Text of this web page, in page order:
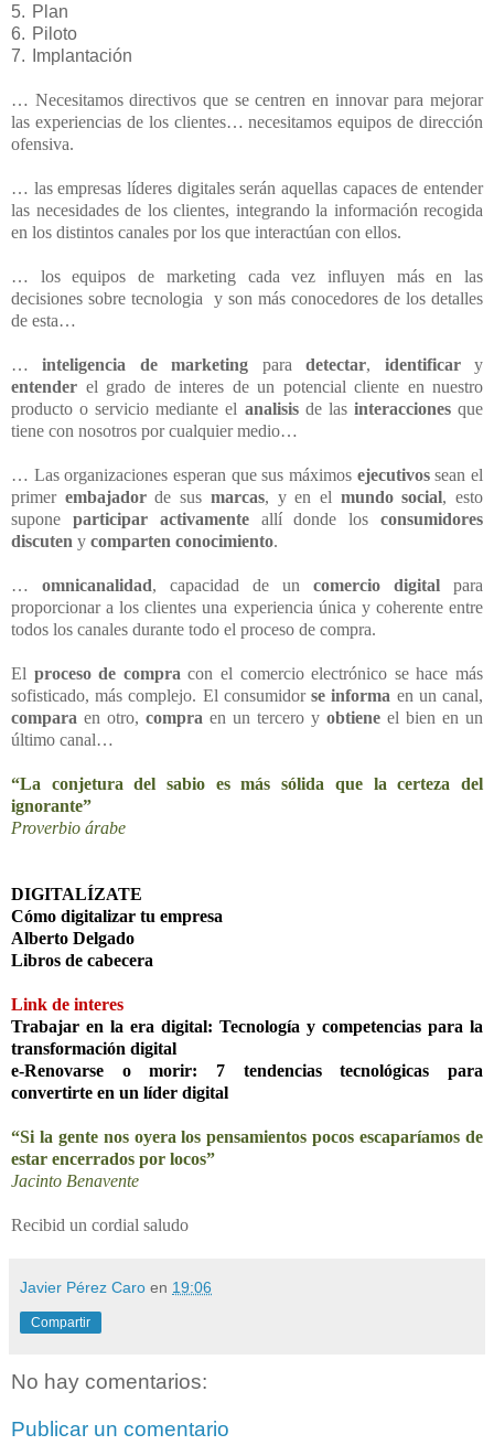
5. Plan
6. Piloto
7.
Implantación
… Necesitamos directivos que se centren en innovar para mejorar
las experiencias de los clientes… necesitamos equipos de dirección
ofensiva.
… las empresas líderes digitales serán aquellas capaces de entender
las necesidades de los clientes, integrando la información recogida
en los distintos canales por los que interactúan con ellos.
… los equipos de marketing cada vez influyen más en las
decisiones sobre tecnologia y son más conocedores de los detalles
de esta…
…inteligencia de marketing paradetectar, identificary
entender el grado de interes de un potencial cliente en nuestro
producto o servicio mediante el analisisde las interaccionesque
tiene con nosotros por cualquier medio…
… Las organizaciones esperan que sus máximos ejecutivossean el
primer embajadorde sus marcas, y en el mundo social, esto
supone participar activamenteallí donde losconsumidores
discuten y comparten conocimiento.
… omnicanalidad, capacidad de un comercio digital para
proporcionar a los clientes una experiencia única y coherente entre
todos los canales durante todo el proceso de compra.
El proceso de compra con el comercio electrónico se hace más
sofisticado, más complejo. El consumidorse informa en un canal,
compara en otro, compra en un tercero y obtiene el bien en un
último canal…
“La conjetura del sabio es más sólida que la certeza del
ignorante”
Proverbio árabe
DIGITALÍZATE
Cómo digitalizar tu empresa
Alberto Delgado
Libros de cabecera
Link de interes
Trabajar en la era digital: Tecnología y competencias para la
transformación digital
e-Renovarse o morir: 7 tendencias tecnológicas para
convertirte en un líder digital
“Si la gente nos oyera los pensamientos pocos escaparíamos de
estar encerrados por locos”
Jacinto Benavente
Recibid un cordial saludo
Javier Pérez Caro en 19:06
Compartir
No hay comentarios:
Publicar un comentario